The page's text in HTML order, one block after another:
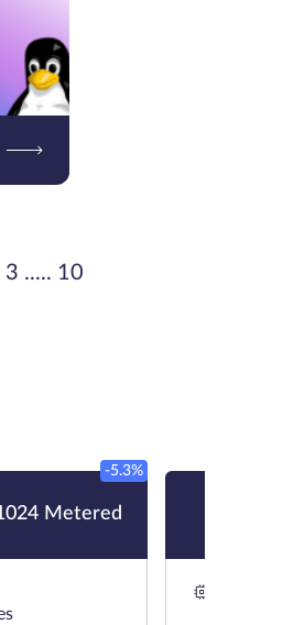
3 ..... 10
Metered
-5.3%